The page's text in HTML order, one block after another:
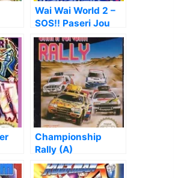
Wai Wai World 2 –
SOS!! Paseri Jou
[T-Eng_100%]
Championship
Rally (A)